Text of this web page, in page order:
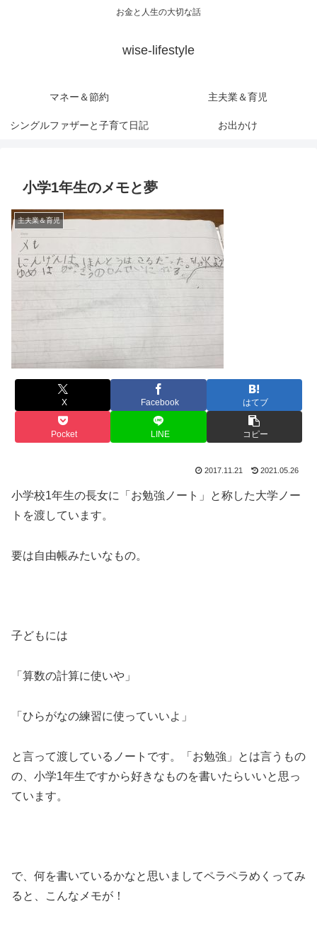
お金と人生の大切な話
wise-lifestyle
マネー＆節約 主夫業＆育児
シングルファザーと子育て日記 お出かけ
小学1年生のメモと夢
主夫業＆育児
X Facebook はてブ
Pocket LINE コピー
2017.11.21 2021.05.26
小学校1年生の長女に「お勉強ノート」と称した大学ノー
トを渡しています。
要は自由帳みたいなもの。
子どもには
「算数の計算に使いや」
「ひらがなの練習に使っていいよ」
と言って渡しているノートです。「お勉強」とは言うもの
の、小学1年生ですから好きなものを書いたらいいと思っ
ています。
で、何を書いているかなと思いましてペラペラめくってみ
ると、こんなメモが！